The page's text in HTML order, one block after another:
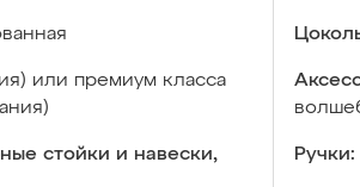
или премиум класса
стойки и навески,
Ручки: